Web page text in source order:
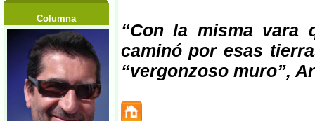
Columna
“Con la misma vara
caminó por esas
“vergonzoso muro”,